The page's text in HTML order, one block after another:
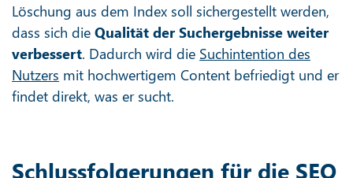
Löschung aus dem Index soll sichergestellt werden,
dass sich die Qualität der Suchergebnisse weiter
verbessert. Dadurch wird die Suchintention des
Nutzers mit hochwertigem Content befriedigt und er
findet direkt, was er sucht.
Schlussfolgerungen für die SEO